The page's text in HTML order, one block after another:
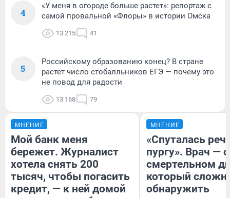
4
«У меня в огороде больше растет»: репортаж с
самой провальной «Флоры» в истории Омска
13 215 41
5
Российскому образованию конец? В стране
растет число стобалльников ЕГЭ — почему это
не повод для радости
13 168 79
МНЕНИЕ
Мой банк меня
бережет. Журналист
хотела снять 200
тысяч, чтобы погасить
кредит, — к ней домой
МНЕНИЕ
«Спуталась
пургу». Врач — о
смертельном
который
обнаружить